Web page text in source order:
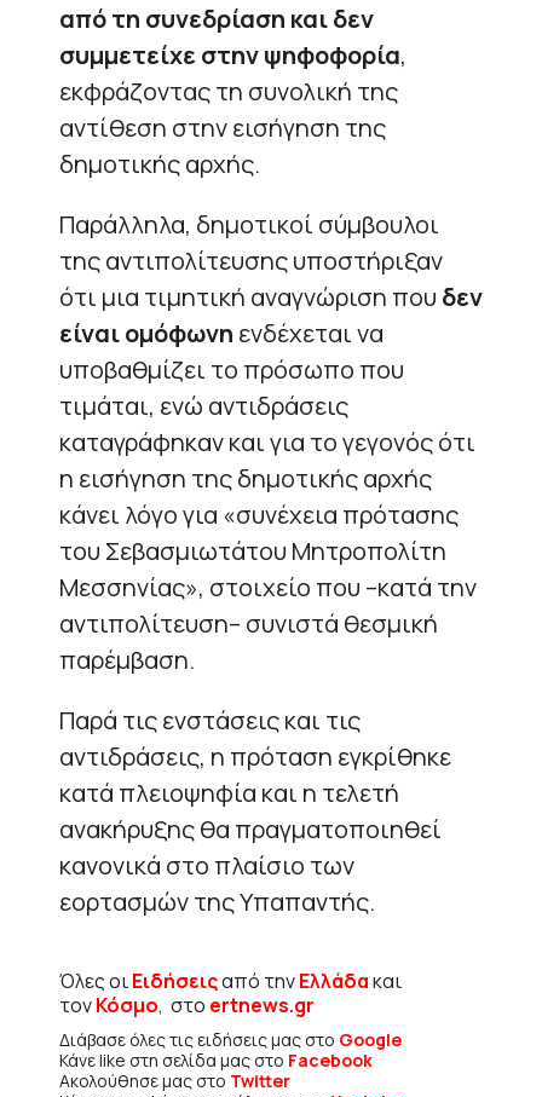
από τη συνεδρίαση και δεν
συμμετείχε στην ψηφοφορία,
εκφράζοντας τη συνολική της
αντίθεση στην εισήγηση της
δημοτικής αρχής.
Παράλληλα, δημοτικοί σύμβουλοι
της αντιπολίτευσης υποστήριξαν
ότι μια τιμητική αναγνώριση που δεν
είναι ομόφωνη ενδέχεται να
υποβαθμίζει το πρόσωπο που
τιμάται, ενώ αντιδράσεις
καταγράφηκαν και για το γεγονός ότι
η εισήγηση της δημοτικής αρχής
κάνει λόγο για «συνέχεια πρότασης
του Σεβασμιωτάτου Μητροπολίτη
Μεσσηνίας», στοιχείο που –κατά την
αντιπολίτευση– συνιστά θεσμική
παρέμβαση.
Παρά τις ενστάσεις και τις
αντιδράσεις, η πρόταση εγκρίθηκε
κατά πλειοψηφία και η τελετή
ανακήρυξης θα πραγματοποιηθεί
κανονικά στο πλαίσιο των
εορτασμών της Υπαπαντής.
Όλες οιΕιδήσειςαπό τηνΕλλάδακαι
τονΚόσμο, στο ertnews.gr
Διάβασε όλες τις ειδήσεις μας στο Google
Κάνε like στη σελίδα μας στο Facebook
Ακολούθησε μας στο Twitter